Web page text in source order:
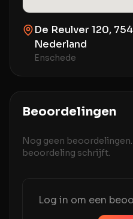
De Reulver 120,
Nederland
Enschede
Beoordelingen
Nog geen
beoordeling schrijft.
Log in om een